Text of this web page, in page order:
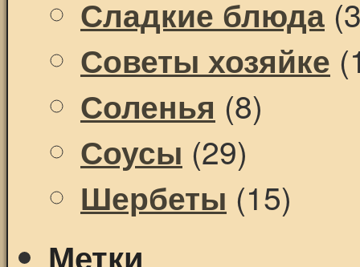
Сладкие блюда
Советы хозяйке
Соленья (8)
Соусы (29)
Шербеты (15)
Метки